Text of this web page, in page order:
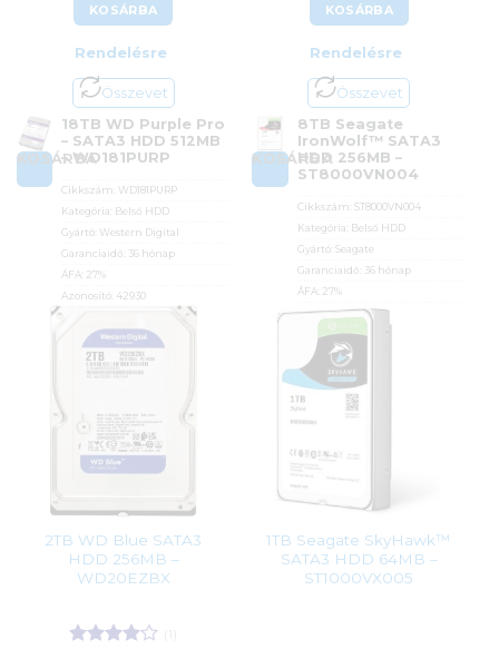
KOSÁRBA
Rendelésre
Összevet
KOSÁRBA
18TB WD Purple Pro
– SATA3 HDD 512MB
– WD181PURP
Cikkszám: WD181PURP
Kategória: Belső HDD
Gyártó: Western Digital
Garanciaidő: 36 hónap
ÁFA: 27%
Azonosító: 42930
425 900Ft
KOSÁRBA
Rendelésre
Összevet
KOSÁRBA
8TB Seagate
IronWolf™ SATA3
HDD 256MB –
ST8000VN004
Cikkszám: ST8000VN004
Kategória: Belső HDD
Gyártó: Seagate
Garanciaidő: 36 hónap
ÁFA: 27%
Azonosító:36952
139 990
2TB WD Blue SATA3
HDD 256MB –
WD20EZBX
1TB Seagate SkyHawk™
SATA3 HDD 64MB –
ST1000VX005